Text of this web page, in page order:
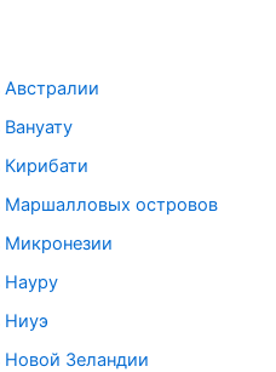
Австралии
Кирибати
Маршалловых островов
Микронезии
Науру
Ниуэ
Новой Зеландии